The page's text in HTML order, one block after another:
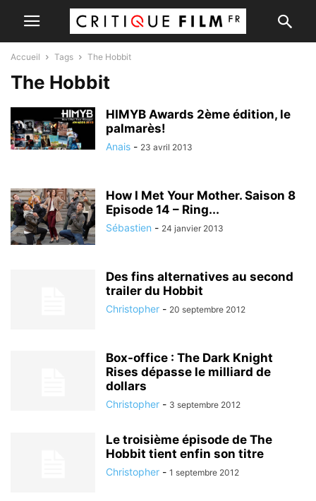
Accueil Tags The Hobbit
The Hobbit
HIMYB Awards 2ème édition, le
palmarès!
Anais - 23 avril 2013
How I Met Your Mother. Saison 8
Episode 14 – Ring...
Sébastien - 24 janvier 2013
Des fins alternatives au second
trailer du Hobbit
Christopher - 20 septembre 2012
Box-office : The Dark Knight
Rises dépasse le milliard de
dollars
Christopher - 3 septembre 2012
Le troisième épisode de The
Hobbit tient enfin son titre
Christopher - 1 septembre 2012